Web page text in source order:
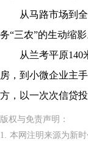
从马路市场到全
务“三农”的生动缩影
从兰考平原140米
房，到小微企业主
方，以一次次信贷
版权与免责声明：
1. 本网注明来源为新